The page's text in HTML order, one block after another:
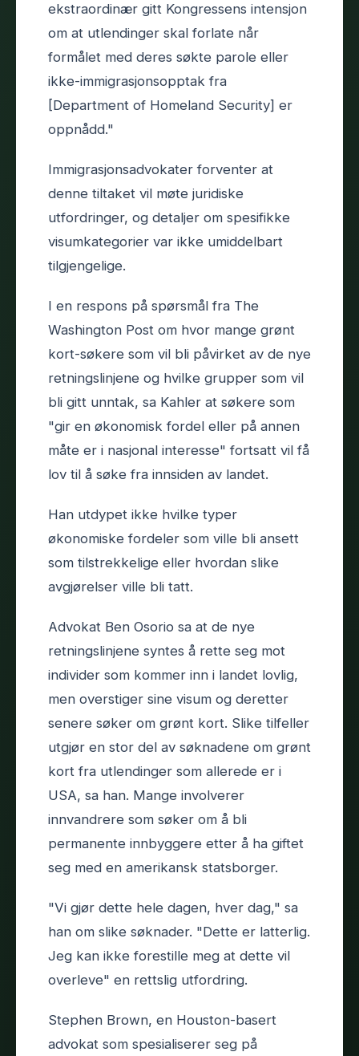
ekstraordinær gitt Kongressens intensjon
om at utlendinger skal forlate når
formålet med deres søkte parole eller
ikke-immigrasjonsopptak fra
[Department of Homeland Security] er
oppnådd."
Immigrasjonsadvokater forventer at
denne tiltaket vil møte juridiske
utfordringer, og detaljer om spesifikke
visumkategorier var ikke umiddelbart
tilgjengelige.
I en respons på spørsmål fra The
Washington Post om hvor mange grønt
kort-søkere som vil bli påvirket av de nye
retningslinjene og hvilke grupper som vil
bli gitt unntak, sa Kahler at søkere som
"gir en økonomisk fordel eller på annen
måte er i nasjonal interesse" fortsatt vil få
lov til å søke fra innsiden av landet.
Han utdypet ikke hvilke typer
økonomiske fordeler som ville bli ansett
som tilstrekkelige eller hvordan slike
avgjørelser ville bli tatt.
Advokat Ben Osorio sa at de nye
retningslinjene syntes å rette seg mot
individer som kommer inn i landet lovlig,
men overstiger sine visum og deretter
senere søker om grønt kort. Slike tilfeller
utgjør en stor del av søknadene om grønt
kort fra utlendinger som allerede er i
USA, sa han. Mange involverer
innvandrere som søker om å bli
permanente innbyggere etter å ha giftet
seg med en amerikansk statsborger.
"Vi gjør dette hele dagen, hver dag," sa
han om slike søknader. "Dette er latterlig.
Jeg kan ikke forestille meg at dette vil
overleve" en rettslig utfordring.
Stephen Brown, en Houston-basert
advokat som spesialiserer seg på